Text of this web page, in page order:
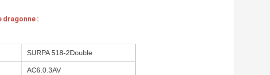
dragonne :
SURPA 518-2Double
AC6.0.3AV